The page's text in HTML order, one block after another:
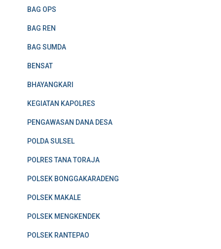
BAG OPS
BAG REN
BAG SUMDA
BENSAT
BHAYANGKARI
KEGIATAN KAPOLRES
PENGAWASAN DANA DESA
POLDA SULSEL
POLRES TANA TORAJA
POLSEK BONGGAKARADENG
POLSEK MAKALE
POLSEK MENGKENDEK
POLSEK RANTEPAO